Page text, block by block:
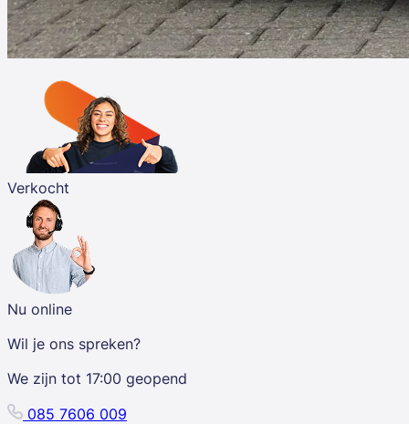
Verkocht
Nu online
Wil je ons spreken?
We zijn tot 17:00 geopend
085 7606 009